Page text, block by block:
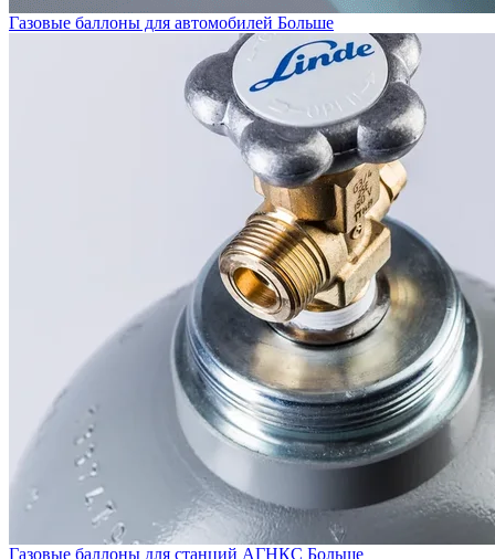
Газовые баллоны для автомобилей Больше
Газовые баллоны для станций АГНКС Больше